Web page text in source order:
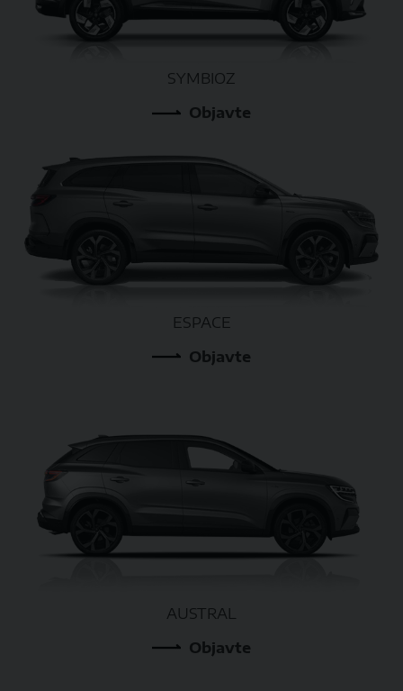
SYMBIOZ
Objavte
ESPACE
Objavte
AUSTRAL
Objavte